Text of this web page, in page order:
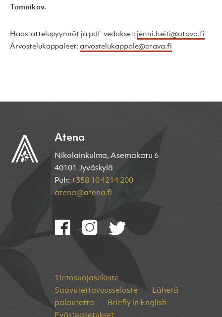
Tomnikov.
Haastattelupyynnöt ja pdf-vedokset: jenni.heiti@otava.fi
Arvostelukappaleet:arvostelukappale@otava.fi
Atena
Nikolainkulma, Asemakatu 6
40101 Jyväskylä
Puh: +358 10 4214 200
atena@atena.fi
Tietosuojaseloste
Saavutettavuusseloste
Lähetä
palautetta
Briefly in English